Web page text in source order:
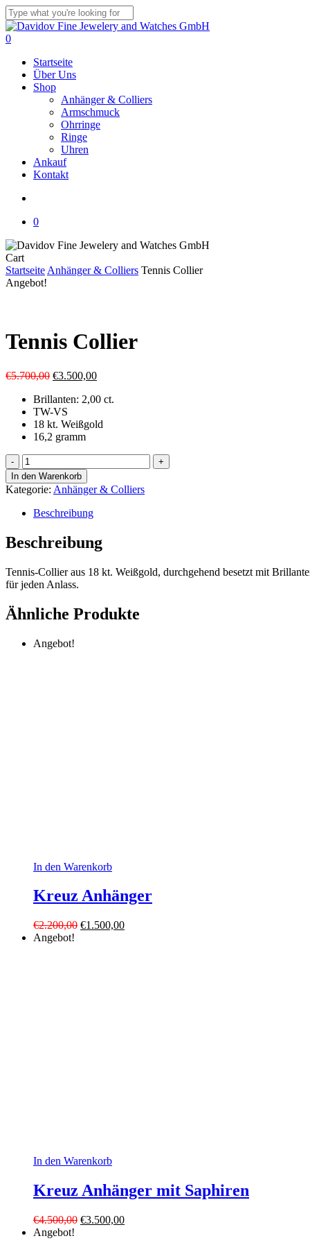
Skip
to
main
Close
Search
search
0
Startseite
Über Uns
Shop
Anhänger & Colliers
Armschmuck
Ohrringe
Ringe
Uhren
Ankauf
Kontakt
0
CartClose
Cart
Startseite Anhänger & Colliers Tennis Collier
Angebot!
Tennis Collier
€5.700,00 Ursprünglicher
war:
€5.700,00
€3.500,00Aktueller
ist:
Brillanten: 2,00 ct.
TW-VS
18 kt. Weißgold
16,2 gramm
Tennis
Collier
Menge
In den Warenkorb
Kategorie: Anhänger & Colliers
Beschreibung
Beschreibung
Tennis-Collier aus 18 kt. Weißgold, durchgehend besetzt mit
für jeden Anlass.
Ähnliche Produkte
Angebot!
In den Warenkorb
Kreuz Anhänger
€2.200,00 Ursprünglicher
€1.500,00Aktueller
Angebot!
In den Warenkorb
Kreuz Anhänger mit Saphiren
€4.500,00 Ursprünglicher
€3.500,00Aktueller
Angebot!